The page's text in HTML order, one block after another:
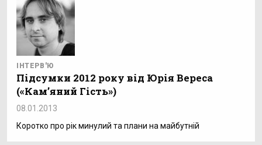
ІНТЕРВ'Ю
Підсумки 2012 року від Юрія Вереса
(«Кам’яний Гість»)
08.01.2013
Коротко про рік минулий та плани на майбутній